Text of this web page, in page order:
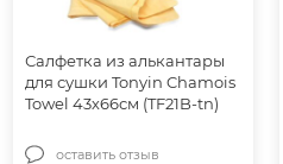
Салфетка из алькантары
для сушки Tonyin Chamois
Towel 43х66см (TF21B-tn)
оставить отзыв